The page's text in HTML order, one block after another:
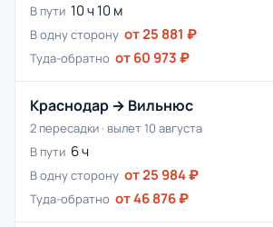
В пути 10 ч 10 м
В одну сторону от 25 881 ₽
Туда-обратно от 60 973 ₽
Краснодар → Вильнюс
2 пересадки · вылет 10 августа
В пути 6 ч
В одну сторону от 25 984 ₽
Туда-обратно от 46 876 ₽